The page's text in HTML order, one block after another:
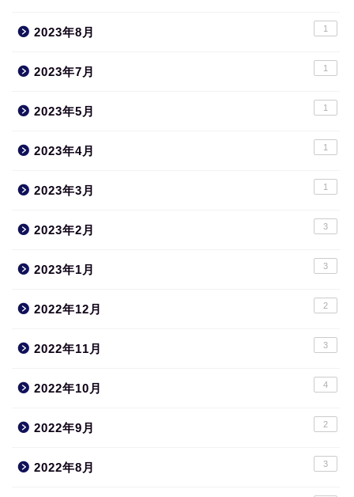
2023年8月 1
2023年7月 1
2023年5月 1
2023年4月 1
2023年3月 1
2023年2月 3
2023年1月 3
2022年12月 2
2022年11月 3
2022年10月 4
2022年9月 2
2022年8月 3